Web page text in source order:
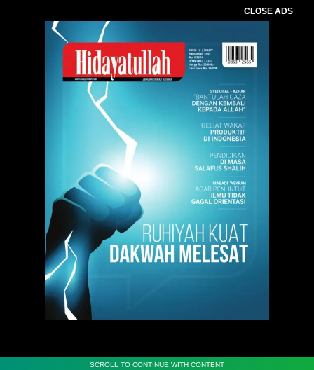
CLOSE ADS
SCROLL TO CONTINUE WITH CONTENT